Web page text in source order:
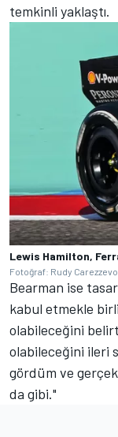
temkinli yaklaştı.
Lewis Hamilton,
Fotoğraf: Rudy
Bearman ise
kabul etmekle
olabileceğini
olabileceğini ileri
gördüm ve
da gibi."